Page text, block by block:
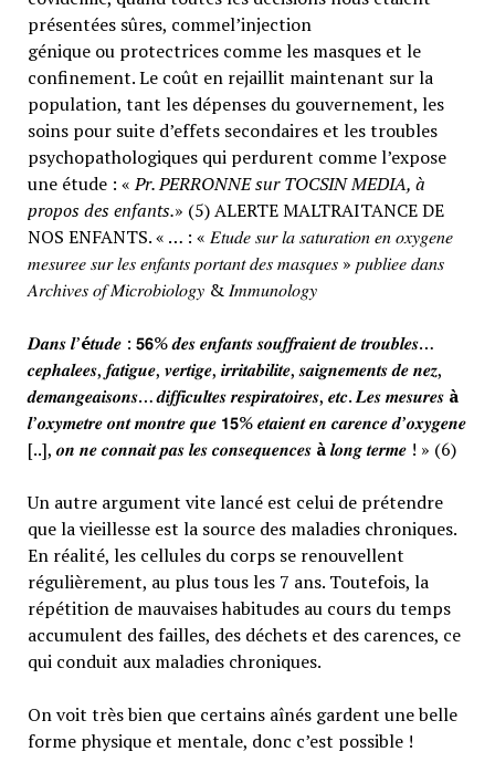
présentées sûres, commel’injection
génique ou protectrices comme les masques et le
confinement. Le coût en rejaillit maintenant sur la
population, tant les dépenses du gouvernement, les
soins pour suite d’effets secondaires et les troubles
psychopathologiques qui perdurent comme l’expose
une étude : «Pr. PERRONNE sur TOCSIN MEDIA, à
propos des enfants.» (5) ALERTE MALTRAITANCE DE
NOS ENFANTS. « … : « 𝐸𝑡𝑢𝑑𝑒 𝑠𝑢𝑟 𝑙𝑎 𝑠𝑎𝑡𝑢𝑟𝑎𝑡𝑖𝑜𝑛 𝑒𝑛 𝑜𝑥𝑦𝑔𝑒𝑛𝑒
𝑚𝑒𝑠𝑢𝑟𝑒𝑒 𝑠𝑢𝑟 𝑙𝑒𝑠 𝑒𝑛𝑓𝑎𝑛𝑡𝑠 𝑝𝑜𝑟𝑡𝑎𝑛𝑡 𝑑𝑒𝑠 𝑚𝑎𝑠𝑞𝑢𝑒𝑠 » 𝑝𝑢𝑏𝑙𝑖𝑒𝑒 𝑑𝑎𝑛𝑠
𝐴𝑟𝑐ℎ𝑖𝑣𝑒𝑠 𝑜𝑓 𝑀𝑖𝑐𝑟𝑜𝑏𝑖𝑜𝑙𝑜𝑔𝑦 & 𝐼𝑚𝑚𝑢𝑛𝑜𝑙𝑜𝑔𝑦
𝑫𝒂𝒏𝒔 𝒍’é𝒕𝒖𝒅𝒆 : 𝟱𝟲% 𝒅𝒆𝒔 𝒆𝒏𝒇𝒂𝒏𝒕𝒔 𝒔𝒐𝒖𝒇𝒇𝒓𝒂𝒊𝒆𝒏𝒕 𝒅𝒆 𝒕𝒓𝒐𝒖𝒃𝒍𝒆𝒔…
𝒄𝒆𝒑𝒉𝒂𝒍𝒆𝒆𝒔, 𝒇𝒂𝒕𝒊𝒈𝒖𝒆, 𝒗𝒆𝒓𝒕𝒊𝒈𝒆, 𝒊𝒓𝒓𝒊𝒕𝒂𝒃𝒊𝒍𝒊𝒕𝒆, 𝒔𝒂𝒊𝒈𝒏𝒆𝒎𝒆𝒏𝒕𝒔 𝒅𝒆 𝒏𝒆𝒛,
𝒅𝒆𝒎𝒂𝒏𝒈𝒆𝒂𝒊𝒔𝒐𝒏𝒔… 𝒅𝒊𝒇𝒇𝒊𝒄𝒖𝒍𝒕𝒆𝒔 𝒓𝒆𝒔𝒑𝒊𝒓𝒂𝒕𝒐𝒊𝒓𝒆𝒔, 𝒆𝒕𝒄. 𝑳𝒆𝒔 𝒎𝒆𝒔𝒖𝒓𝒆𝒔 à
𝒍’𝒐𝒙𝒚𝒎𝒆𝒕𝒓𝒆 𝒐𝒏𝒕 𝒎𝒐𝒏𝒕𝒓𝒆 𝒒𝒖𝒆 𝟭𝟱% 𝒆𝒕𝒂𝒊𝒆𝒏𝒕 𝒆𝒏 𝒄𝒂𝒓𝒆𝒏𝒄𝒆 𝒅’𝒐𝒙𝒚𝒈𝒆𝒏𝒆
[..], 𝒐𝒏 𝒏𝒆 𝒄𝒐𝒏𝒏𝒂𝒊𝒕 𝒑𝒂𝒔 𝒍𝒆𝒔 𝒄𝒐𝒏𝒔𝒆𝒒𝒖𝒆𝒏𝒄𝒆𝒔 à𝒍𝒐𝒏𝒈 𝒕𝒆𝒓𝒎𝒆 ! » (6)
Un autre argument vite lancé est celui de prétendre
que la vieillesse est la source des maladies chroniques.
En réalité, les cellules du corps se renouvellent
régulièrement, au plus tous les 7 ans. Toutefois, la
répétition de mauvaises habitudes au cours du temps
accumulent des failles, des déchets et des carences, ce
qui conduit aux maladies chroniques.
On voit très bien que certains aînés gardent une belle
forme physique et mentale, donc c’est possible !